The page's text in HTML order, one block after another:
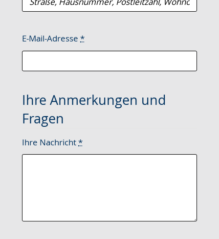
E-Mail-Adresse *
Ihre Anmerkungen und
Fragen
Ihre Nachricht*